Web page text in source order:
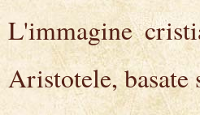
L'immagine
Aristotele,